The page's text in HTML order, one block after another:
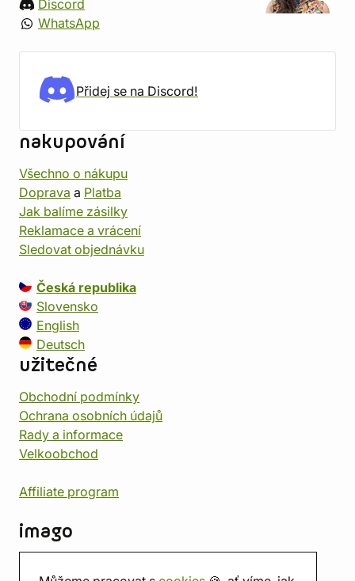
Discord
WhatsApp
Přidej se na Discord!
nakupování
Všechno o nákupu
Doprava a Platba
Jak balíme zásilky
Reklamace a vrácení
Sledovat objednávku
Česká republika
Slovensko
English
Deutsch
užitečné
Obchodní podmínky
Ochrana osobních údajů
Rady a informace
Velkoobchod
Affiliate program
imago